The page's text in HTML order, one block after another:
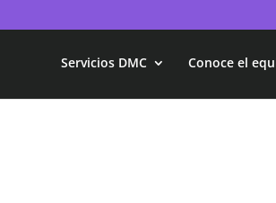
Servicios DMC Conoce el